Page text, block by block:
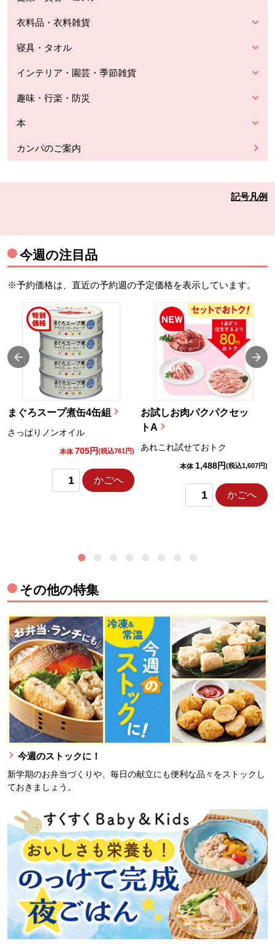
衣料品・衣料雑貨
寝具・タオル
インテリア・園芸・季節雑貨
趣味・行楽・防災
本
カンパのご案内
記号凡例
今週の注目品
※予約価格は、直近の予約週の予定価格を表示しています。
まぐろスープ煮缶4缶組
さっぱりノンオイル
本体 705円(税込761円)
かごへ
お試しお肉パクパクセッ
トA
あれこれ試せておトク
本体 1,488円(税込1,607円)
かごへ
その他の特集
今週のストックに！
新学期のお弁当づくりや、毎日の献立にも便利な品々をストックし
ておきましょう。